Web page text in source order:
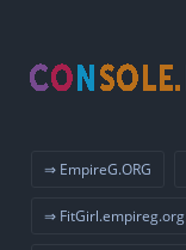
⇒ EmpireG.ORG
⇒ FitGirl.empireg.org